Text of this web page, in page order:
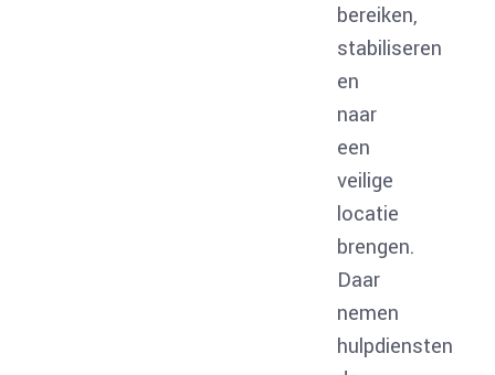
bereiken,
stabiliseren
en
naar
een
veilige
locatie
brengen.
Daar
nemen
hulpdiensten